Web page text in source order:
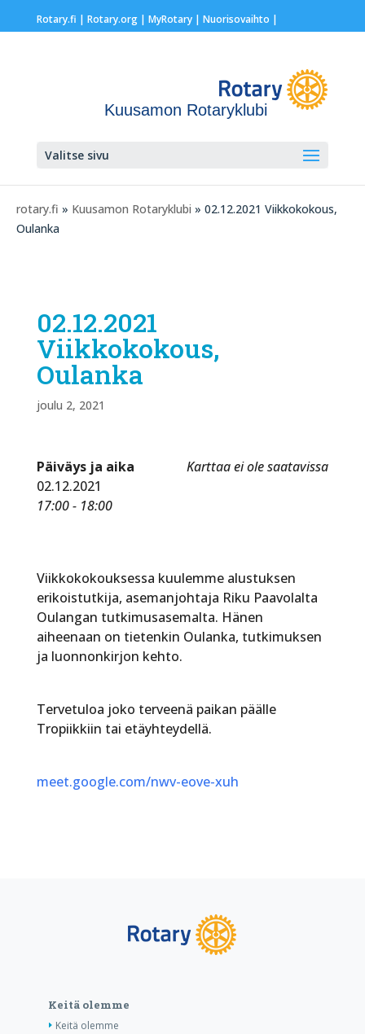
Rotary.fi | Rotary.org| MyRotary | Nuorisovaihto |
Kuusamon Rotaryklubi
Valitse sivu
rotary.fi » Kuusamon Rotaryklubi » 02.12.2021 Viikkokokous,
Oulanka
02.12.2021
Viikkokokous,
Oulanka
joulu 2, 2021
Karttaa ei ole saatavissa
Päiväys ja aika
02.12.2021
17:00 - 18:00
Viikkokokouksessa kuulemme alustuksen
erikoistutkija, asemanjohtaja Riku Paavolalta
Oulangan tutkimusasemalta. Hänen
aiheenaan on tietenkin Oulanka, tutkimuksen
ja luonnonkirjon kehto.
Tervetuloa joko terveenä paikan päälle
Tropiikkiin tai etäyhteydellä.
meet.google.com/nwv-eove-xuh
Keitä olemme
Keitä olemme